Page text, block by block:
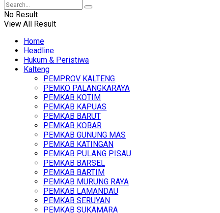
No Result
View All Result
Home
Headline
Hukum & Peristiwa
Kalteng
PEMPROV KALTENG
PEMKO PALANGKARAYA
PEMKAB KOTIM
PEMKAB KAPUAS
PEMKAB BARUT
PEMKAB KOBAR
PEMKAB GUNUNG MAS
PEMKAB KATINGAN
PEMKAB PULANG PISAU
PEMKAB BARSEL
PEMKAB BARTIM
PEMKAB MURUNG RAYA
PEMKAB LAMANDAU
PEMKAB SERUYAN
PEMKAB SUKAMARA